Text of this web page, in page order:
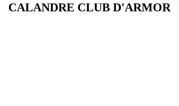
CALANDRE CLUB D'ARMOR